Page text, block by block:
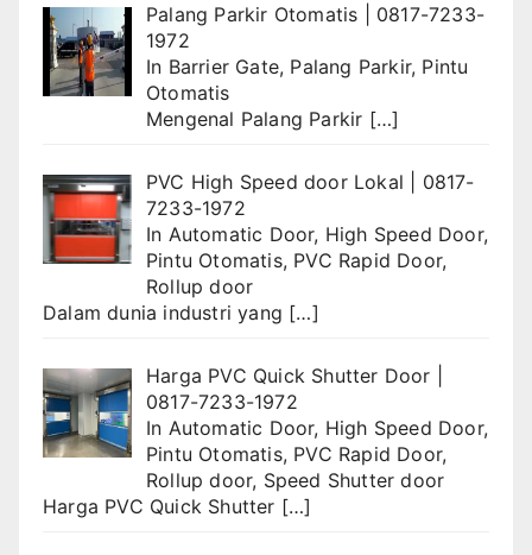
Palang Parkir Otomatis | 0817-7233-
1972
In Barrier Gate, Palang Parkir, Pintu
Otomatis
Mengenal Palang Parkir […]
PVC High Speed door Lokal | 0817-
7233-1972
In Automatic Door, High Speed Door,
Pintu Otomatis, PVC Rapid Door,
Rollup door
Dalam dunia industri yang […]
Harga PVC Quick Shutter Door |
0817-7233-1972
In Automatic Door, High Speed Door,
Pintu Otomatis, PVC Rapid Door,
Rollup door, Speed Shutter door
Harga PVC Quick Shutter […]